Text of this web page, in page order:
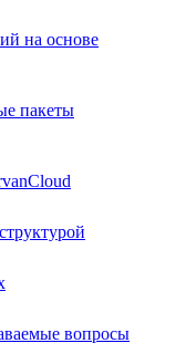
на основе
пакеты
вопросы